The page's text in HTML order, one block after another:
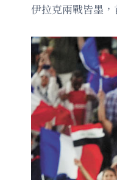
伊拉克兩戰皆墨